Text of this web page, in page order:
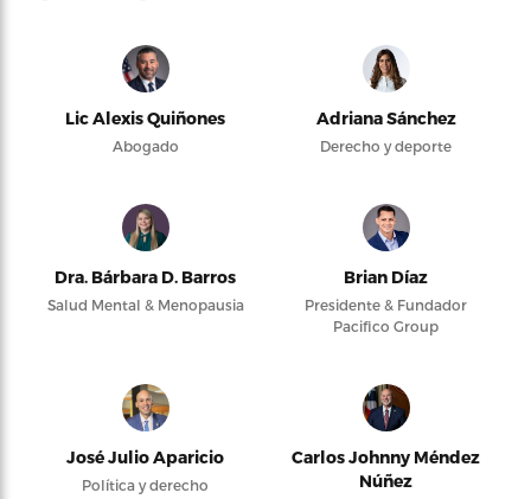
Lic Alexis Quiñones
Abogado
Adriana Sánchez
Derecho y deporte
Dra. Bárbara D. Barros
Salud Mental & Menopausia
Brian Díaz
Presidente & Fundador
Pacifico Group
José Julio Aparicio
Política y derecho
Carlos Johnny Méndez
Núñez